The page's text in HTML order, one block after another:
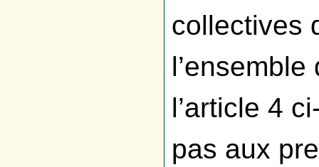
collectives
l’article 4
pas aux